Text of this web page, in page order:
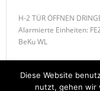
H-2 TÜR ÖFFNEN
Alarmierte Einheiten:
BeKu WL
Diese Website
nutzt, gehen wir